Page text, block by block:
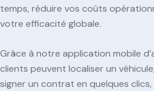
temps, réduire vos coûts
votre efficacité globale.
Grâce à notre application mobile
clients peuvent localiser un
signer un contrat en quelques